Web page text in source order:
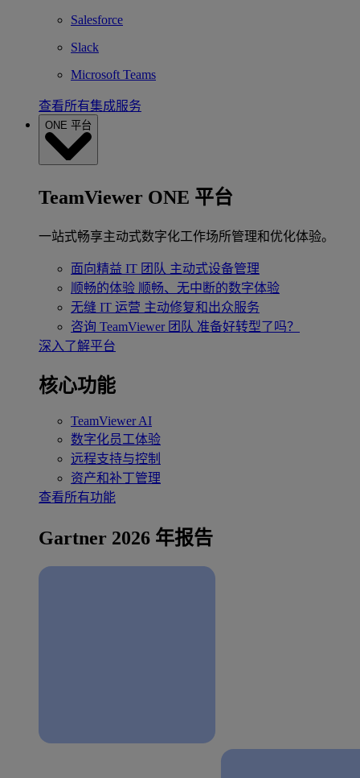
Salesforce
Slack
Microsoft Teams
查看所有集成服务
ONE 平台
TeamViewer ONE 平台
一站式畅享主动式数字化工作场所管理和优化体验。
面向精益 IT 团队 主动式设备管理
顺畅的体验 顺畅、无中断的数字体验
无缝 IT 运营 主动修复和出众服务
咨询 TeamViewer 团队 准备好转型了吗？
深入了解平台
核心功能
TeamViewer AI
数字化员工体验
远程支持与控制
资产和补丁管理
查看所有功能
Gartner 2026 年报告